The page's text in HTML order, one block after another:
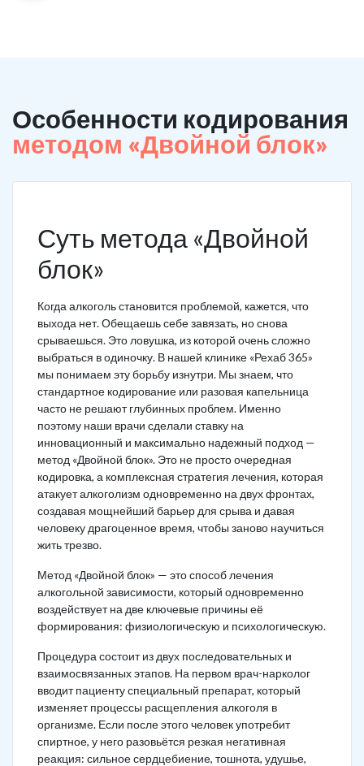
Особенности кодирования
методом «Двойной блок»
Суть метода «Двойной
блок»
Когда алкоголь становится проблемой, кажется, что
выхода нет. Обещаешь себе завязать, но снова
срываешься. Это ловушка, из которой очень сложно
выбраться в одиночку. В нашей клинике «Рехаб 365»
мы понимаем эту борьбу изнутри. Мы знаем, что
стандартное кодирование или разовая капельница
часто не решают глубинных проблем. Именно
поэтому наши врачи сделали ставку на
инновационный и максимально надежный подход —
метод «Двойной блок». Это не просто очередная
кодировка, а комплексная стратегия лечения, которая
атакует алкоголизм одновременно на двух фронтах,
создавая мощнейший барьер для срыва и давая
человеку драгоценное время, чтобы заново научиться
жить трезво.
Метод «Двойной блок» — это способ лечения
алкогольной зависимости, который одновременно
воздействует на две ключевые причины её
формирования: физиологическую и психологическую.
Процедура состоит из двух последовательных и
взаимосвязанных этапов. На первом врач-нарколог
вводит пациенту специальный препарат, который
изменяет процессы расщепления алкоголя в
организме. Если после этого человек употребит
спиртное, у него разовьётся резкая негативная
реакция: сильное сердцебиение, тошнота, удушье,